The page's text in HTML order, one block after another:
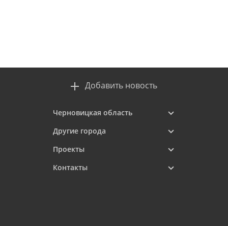
Добавить новость
Черновицкая область
Другие города
Проекты
Контакты